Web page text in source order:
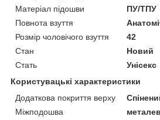
Матеріал підошви
ПУ/ТПУ
Повнота взуття
Розмір чоловічого взуття
42
Стан
Новий
Стать
Унісекс
Користувацькі характеристики
Додаткова покриття верху
Міжподошва